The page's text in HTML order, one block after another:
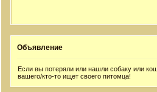
Объявление
Если вы потеряли или нашли собаку или
вашего/кто-то ищет своего питомца!